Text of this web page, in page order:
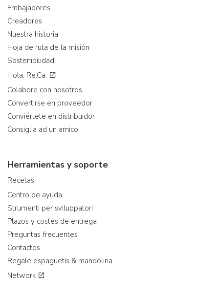
Embajadores
Creadores
Nuestra historia
Hoja de ruta de la misión
Sostenibilidad
Hola. Re.Ca.
Colabore con nosotros
Convertirse en proveedor
Conviértete en distribuidor
Consiglia ad un amico
Herramientas y soporte
Recetas
Centro de ayuda
Strumenti per sviluppatori
Plazos y costes de entrega
Preguntas frecuentes
Contactos
Regale espaguetis & mandolina
Network